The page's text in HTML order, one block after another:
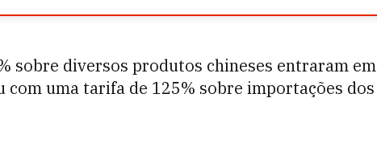
sobre diversos produtos chineses entraram em
uma tarifa de 125% sobre importações dos